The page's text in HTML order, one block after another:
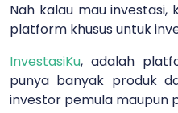
Nah kalau mau investasi,
platform khusus untuk
InvestasiKu, adalah
punya banyak produk
investor pemula maupun